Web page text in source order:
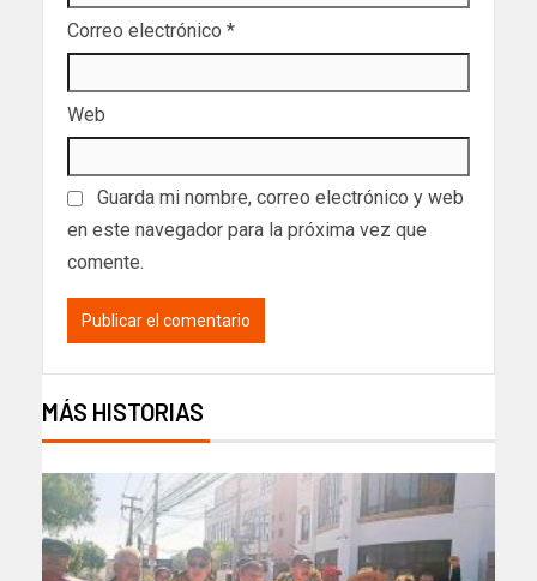
Correo electrónico *
Web
Guarda mi nombre, correo electrónico y web
en este navegador para la próxima vez que
comente.
MÁS HISTORIAS